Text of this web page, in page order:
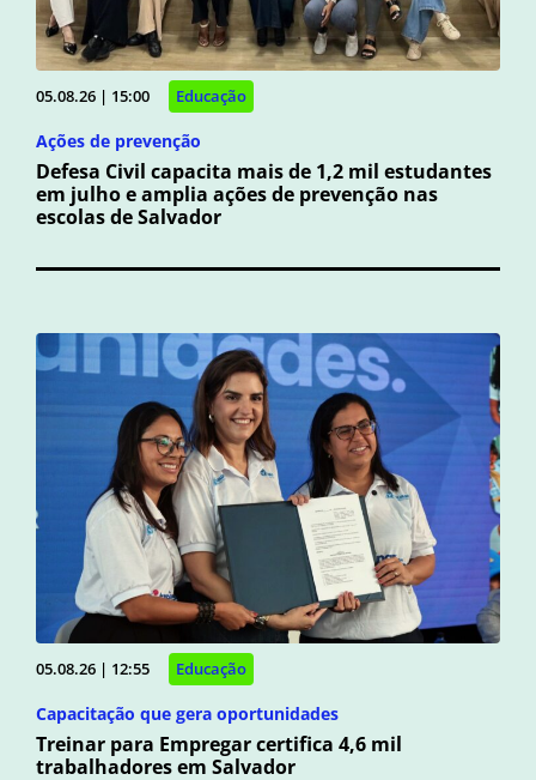
05.08.26 | 15:00 Educação
Ações de prevenção
Defesa Civil capacita mais de 1,2 mil estudantes
em julho e amplia ações de prevenção nas
escolas de Salvador
05.08.26 | 12:55 Educação
Capacitação que gera oportunidades
Treinar para Empregar certifica 4,6 mil
trabalhadores em Salvador